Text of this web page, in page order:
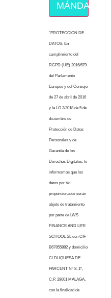
MÁNDAME
“PROTECCION DE
DATOS: En
cumplimiento del
RGPD (UE) 2016/679
del Parlamento
Europeo y del Consejo
de 27 de abril de 2016
y la LO 3/2018 de 5 de
diciembre de
Protección de Datos
Personales y de
Garantía de los
Derechos Digitales, le
informamos que los
datos por Vd.
proporcionados serán
objeto de tratamiento
por parte de LWS
FINANCE AND LIFE
SCHOOL SL con CIF
B67855882 y domicilio
C/ DUQUESA DE
PARCENT Nº 8, 1º,
C.P. 29001 MALAGA,
con la finalidad de